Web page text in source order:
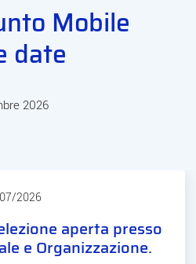
Mobile
date
2026
2026
aperta presso
e Organizzazione.